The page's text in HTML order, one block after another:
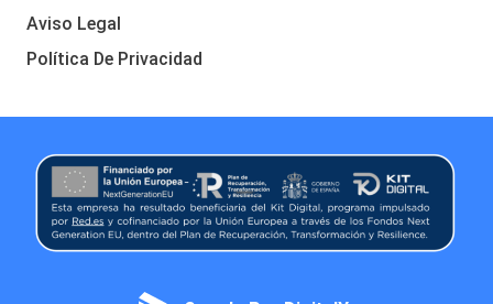
Aviso Legal
Política De Privacidad